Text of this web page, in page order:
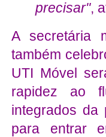
precisar",
A secretária
também
UTI Móvel
rapidez ao
integrados da
para entrar